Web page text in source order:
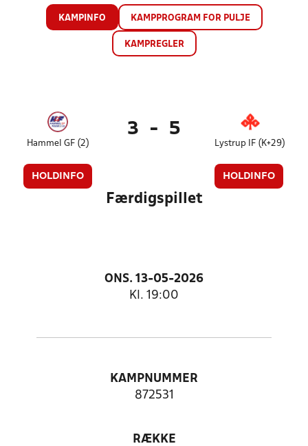
KAMPINFO KAMPPROGRAM FOR PULJE
KAMPREGLER
Hammel GF (2)
HOLDINFO
3 - 5
Lystrup IF (K+29)
HOLDINFO
Færdigspillet
ONS. 13-05-2026
Kl. 19:00
KAMPNUMMER
872531
RÆKKE